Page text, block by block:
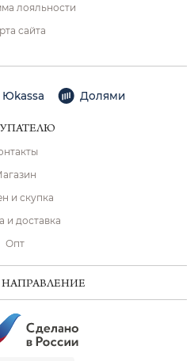
лояльности
сайта
Юkassa Долями
и скупка
и доставка
Опт